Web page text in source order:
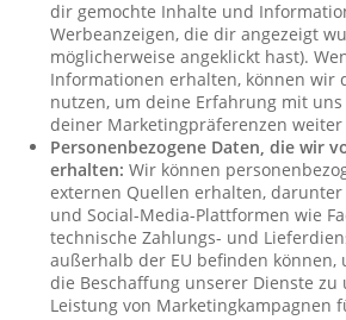
dir gemochte Inhalte und
Werbeanzeigen, die dir angezeigt
möglicherweise angeklickt hast).
Informationen erhalten, können wir
nutzen, um deine Erfahrung mit
deiner Marketingpräferenzen
Personenbezogene Daten, die wir
erhalten: Wir können
externen Quellen erhalten, darunter
und Social-Media-Plattformen wie
technische Zahlungs- und
außerhalb der EU befinden können,
die Beschaffung unserer Dienste zu
Leistung von Marketingkampagnen